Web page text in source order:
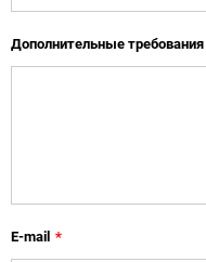
Дополнительные
E-mail *